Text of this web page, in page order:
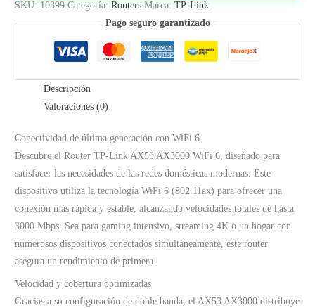
Band
Wi-
SKU: 10399 Categoría:Routers Marca:TP-Link
Pago seguro garantizado
Descripción
Valoraciones (0)
Conectividad de última generación con WiFi 6
Descubre el Router TP-Link AX53 AX3000 WiFi 6, diseñado para
satisfacer las necesidades de las redes domésticas modernas. Este
dispositivo utiliza la tecnología WiFi 6 (802.11ax) para ofrecer una
conexión más rápida y estable, alcanzando velocidades totales de hasta
3000 Mbps. Sea para gaming intensivo, streaming 4K o un hogar con
numerosos dispositivos conectados simultáneamente, este router
asegura un rendimiento de primera.
Velocidad y cobertura optimizadas
Gracias a su configuración de doble banda, el AX53 AX3000 distribuye